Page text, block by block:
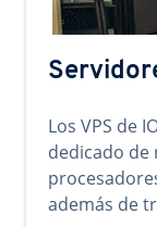
Los VPS de
dedicado de
además de